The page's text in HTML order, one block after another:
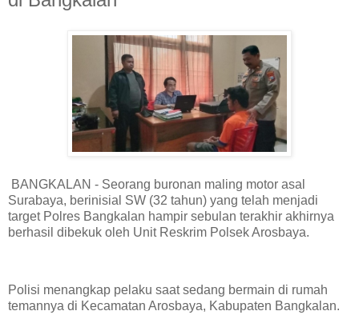
BANGKALAN - Seorang buronan maling motor asal
Surabaya, berinisial SW (32 tahun) yang telah menjadi
target Polres Bangkalan hampir sebulan terakhir akhirnya
berhasil dibekuk oleh Unit Reskrim Polsek Arosbaya.
Polisi menangkap pelaku saat sedang bermain di rumah
temannya di Kecamatan Arosbaya, Kabupaten Bangkalan.